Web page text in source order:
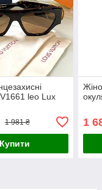
leo Lux
1 981 ₴
Купити
1